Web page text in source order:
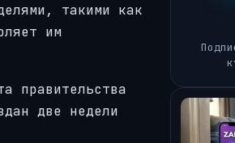
такими как
им
правительства
две недели